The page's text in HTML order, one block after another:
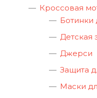
Кроссовая
Ботинки
Детская
Джерси
Защита
Маски